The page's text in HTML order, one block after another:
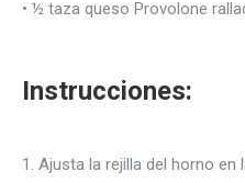
• ½ taza queso Provolone
Instrucciones:
1. Ajusta la rejilla del horno